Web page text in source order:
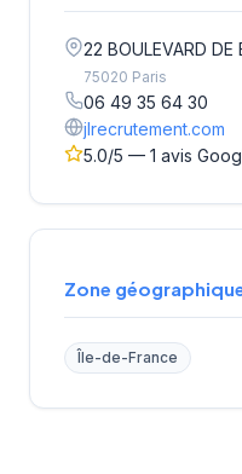
22 BOULEVARD DE
75020 Paris
06 49 35 64 30
jlrecrutement.com
5.0/5 — 1 avis
Zone
Île-de-France